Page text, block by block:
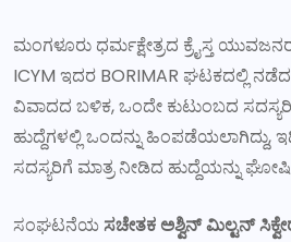
ಮಂಗಳೂರು ಧರ್ಮಕ್ಷೇತ್ರದ ಕ್ರೈಸ್ತ
ICYM ಇದರ BORIMAR ಘಟಕದಲ್ಲಿ ನಡೆದ
ವಿವಾದದ ಬಳಿಕ, ಒಂದೇ ಕುಟುಂಬದ
ಹುದ್ದೆಗಳಲ್ಲಿ ಒಂದನ್ನು ಹಿಂಪಡೆಯಲಾಗಿದ್ದು,
ಸದಸ್ಯರಿಗೆ ಮಾತ್ರ ನೀಡಿದ ಹುದ್ದೆಯನ್ನು
ಸಂಘಟನೆಯ ಸಚೇತಕ ಅಶ್ವಿನ್ ಮಿಲ್ಟನ್